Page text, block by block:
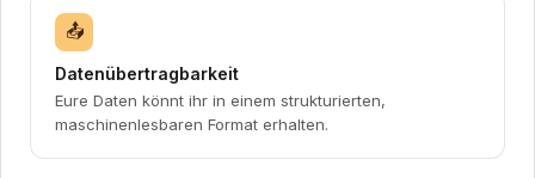
📤
Datenübertragbarkeit
Eure Daten könnt ihr in einem strukturierten,
maschinenlesbaren Format erhalten.